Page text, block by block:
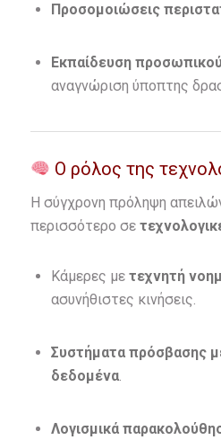
Προσομοιώσεις
Εκπαίδευση
αναγνώριση ύποπτης
Ο ρόλος της
Η σύγχρονη πρόληψη
περισσότερο σε
Κάμερες με τεχνητή
ασυνήθιστες κινήσεις.
Συστήματα πρόσβασης
δεδομένα.
Λογισμικά